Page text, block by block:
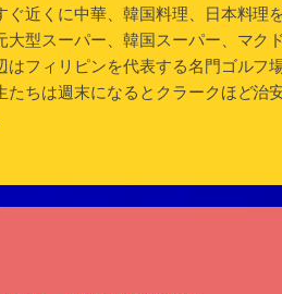
ぐ近くに中華、韓国料理、日本料理
大型スーパー、韓国スーパー、マク
はフィリピンを代表する名門ゴルフ
たちは週末になるとクラークほど治